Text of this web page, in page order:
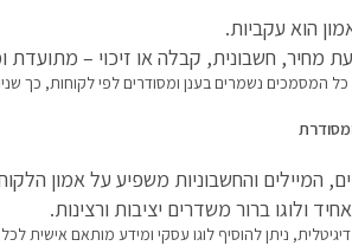
הוא עקביות.
מחיר, חשבונית, קבלה או זיכוי – מתועדת
כל המסמכים נשמרים בענן ומסודרים לפי לקוחות, כך
המיילים והחשבוניות משפיע על אמון
ולוגו ברור משדרים יציבות ורצינות.
ניתן להוסיף לוגו עסקי ומידע מותאם